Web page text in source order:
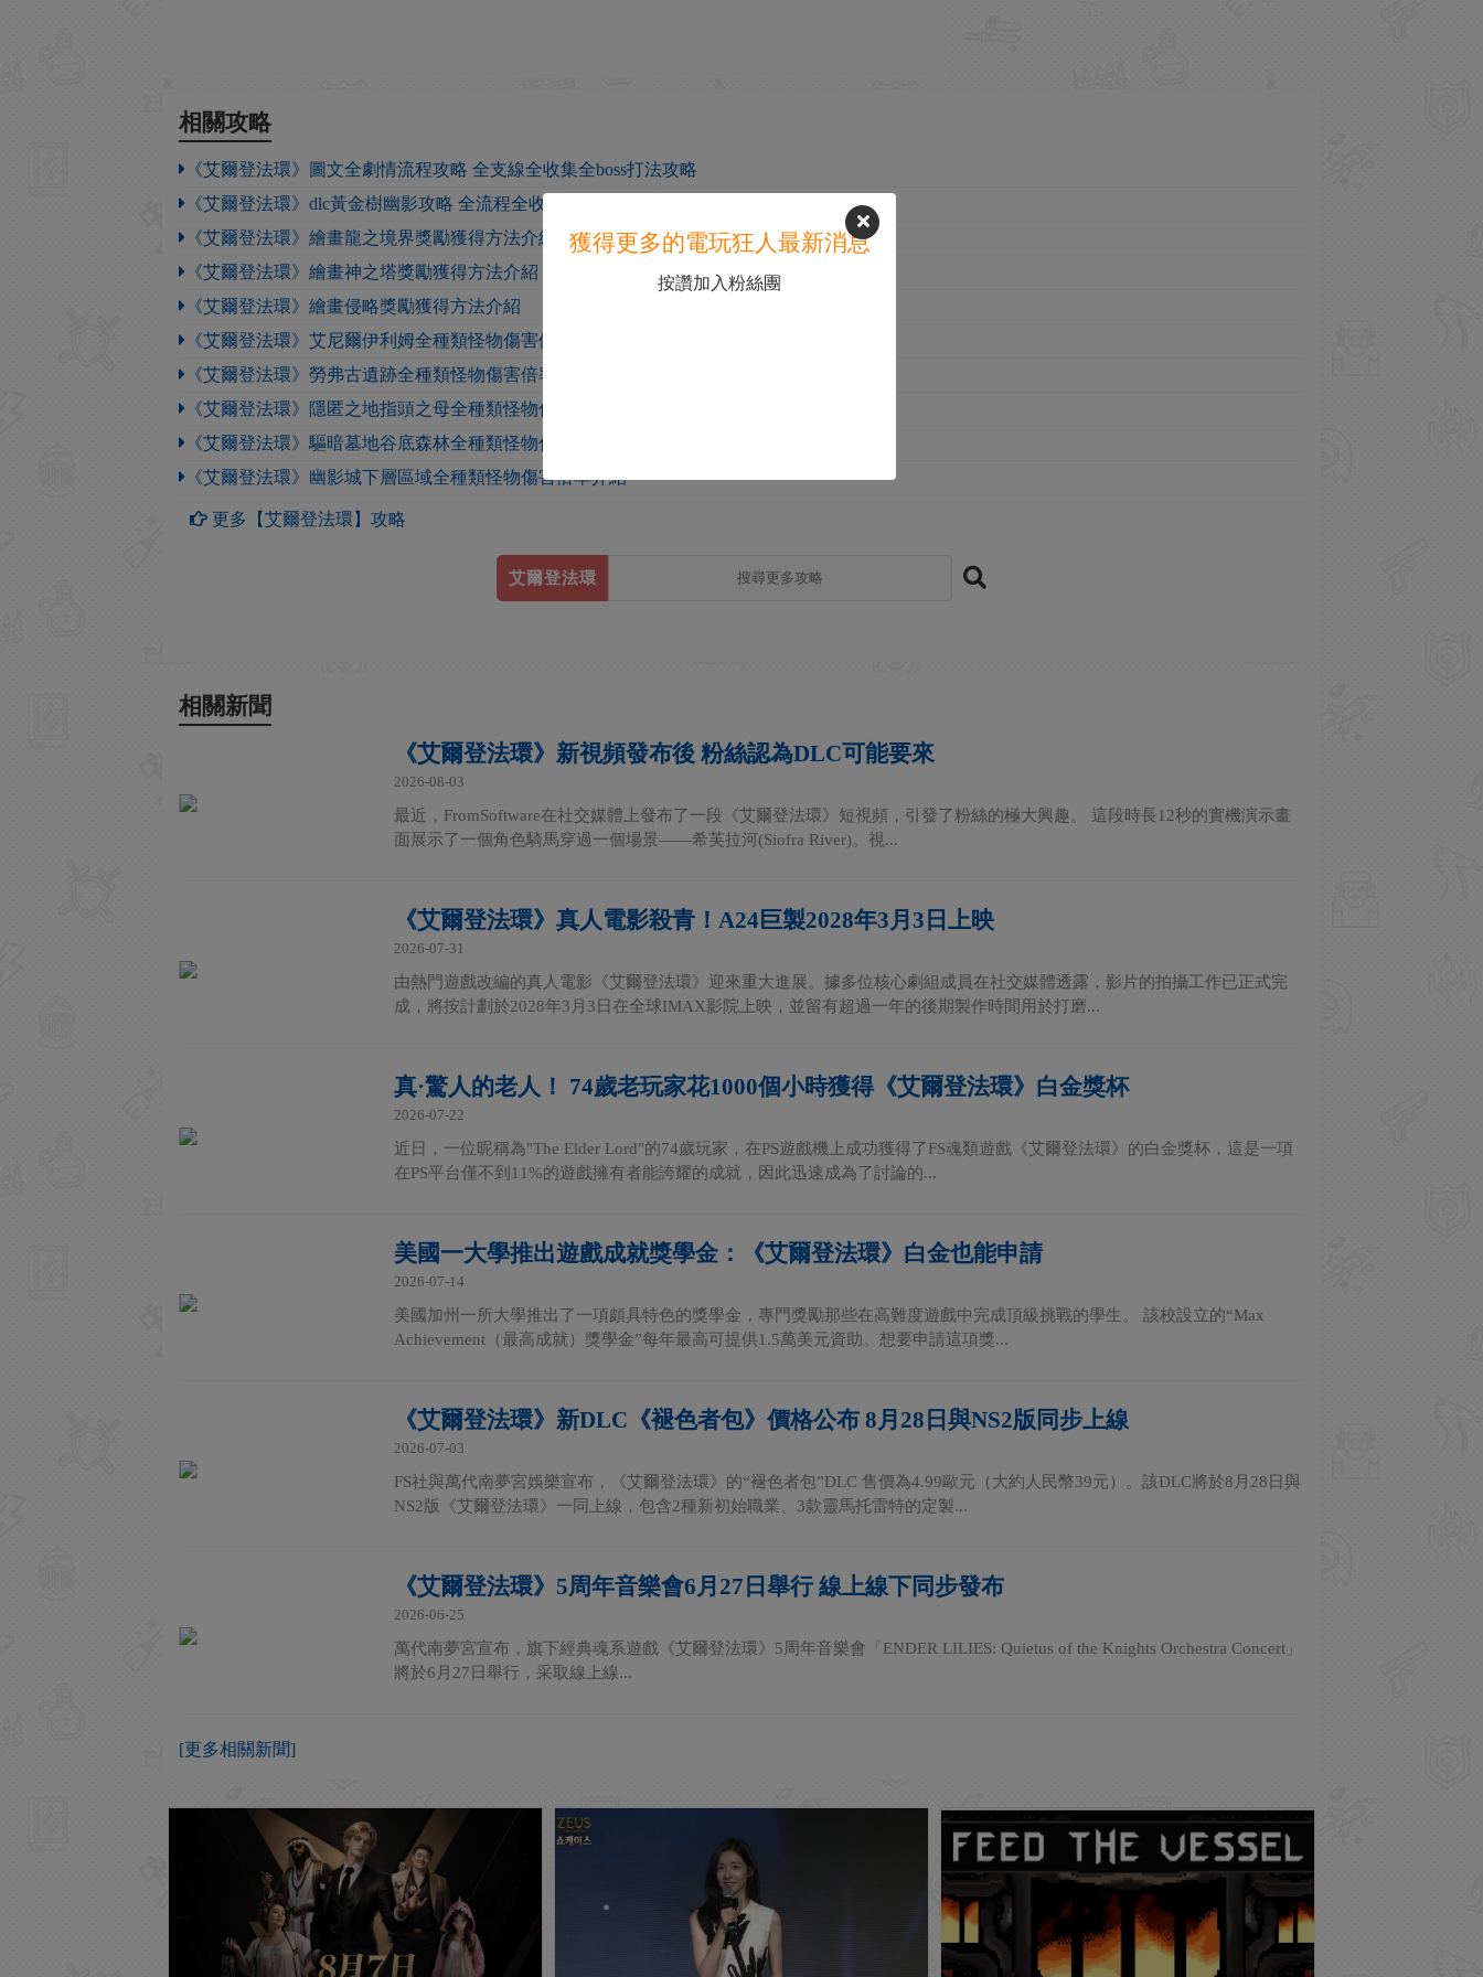
相關攻略
《艾爾登法環》圖文全劇情流程攻略 全支線全收集全boss打法攻略
《艾爾登法環》dlc黃金樹幽影攻略 全流程全收集全支線攻略
《艾爾登法環》繪畫龍之境界獎勵獲得方法介紹
《艾爾登法環》繪畫神之塔獎勵獲得方法介紹
《艾爾登法環》繪畫侵略獎勵獲得方法介紹
《艾爾登法環》艾尼爾伊利姆全種類怪物傷害倍率介紹
《艾爾登法環》勞弗古遺跡全種類怪物傷害倍率介紹
《艾爾登法環》隱匿之地指頭之母全種類怪物傷害倍率介紹
《艾爾登法環》驅暗墓地谷底森林全種類怪物傷害倍率介紹
《艾爾登法環》幽影城下層區域全種類怪物傷害倍率介紹
更多【艾爾登法環】攻略
艾爾登法環
相關新聞
《艾爾登法環》新視頻發布後 粉絲認為DLC可能要來
2026-08-03
最近，FromSoftware在社交媒體上發布了一段《艾爾登法環》短視頻，引發了粉絲的極大興趣。 這段時長12秒的實機演示畫
面展示了一個角色騎馬穿過一個場景——希芙拉河(Siofra River)。視...
《艾爾登法環》真人電影殺青！A24巨製2028年3月3日上映
2026-07-31
由熱門遊戲改編的真人電影《艾爾登法環》迎來重大進展。據多位核心劇組成員在社交媒體透露，影片的拍攝工作已正式完
成，將按計劃於2028年3月3日在全球IMAX影院上映，並留有超過一年的後期製作時間用於打磨...
真·驚人的老人！ 74歲老玩家花1000個小時獲得《艾爾登法環》白金獎杯
2026-07-22
近日，一位昵稱為"The Elder Lord"的74歲玩家，在PS遊戲機上成功獲得了FS魂類遊戲《艾爾登法環》的白金獎杯，這是一項
在PS平台僅不到11%的遊戲擁有者能誇耀的成就，因此迅速成為了討論的...
美國一大學推出遊戲成就獎學金：《艾爾登法環》白金也能申請
2026-07-14
美國加州一所大學推出了一項頗具特色的獎學金，專門獎勵那些在高難度遊戲中完成頂級挑戰的學生。 該校設立的“Max
Achievement（最高成就）獎學金”每年最高可提供1.5萬美元資助。想要申請這項獎...
《艾爾登法環》新DLC《褪色者包》價格公布 8月28日與NS2版同步上線
2026-07-03
FS社與萬代南夢宮娛樂宣布，《艾爾登法環》的“褪色者包”DLC 售價為4.99歐元（大約人民幣39元）。該DLC將於8月28日與
NS2版《艾爾登法環》一同上線，包含2種新初始職業、3款靈馬托雷特的定製...
《艾爾登法環》5周年音樂會6月27日舉行 線上線下同步發布
2026-06-25
萬代南夢宮宣布，旗下經典魂系遊戲《艾爾登法環》5周年音樂會「ENDER LILIES: Quietus of the Knights Orchestra Concert」
將於6月27日舉行，采取線上線...
[更多相關新聞]
獲得更多的電玩狂人最新消息
按讚加入粉絲團